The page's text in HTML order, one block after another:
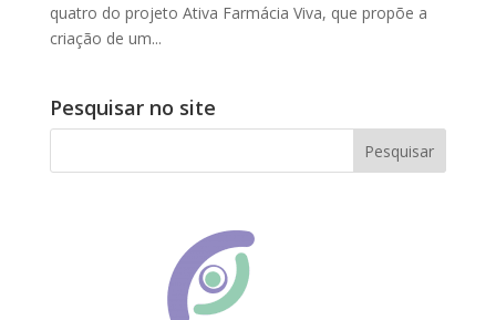
quatro do projeto Ativa Farmácia Viva, que propõe a
criação de um...
Pesquisar no site